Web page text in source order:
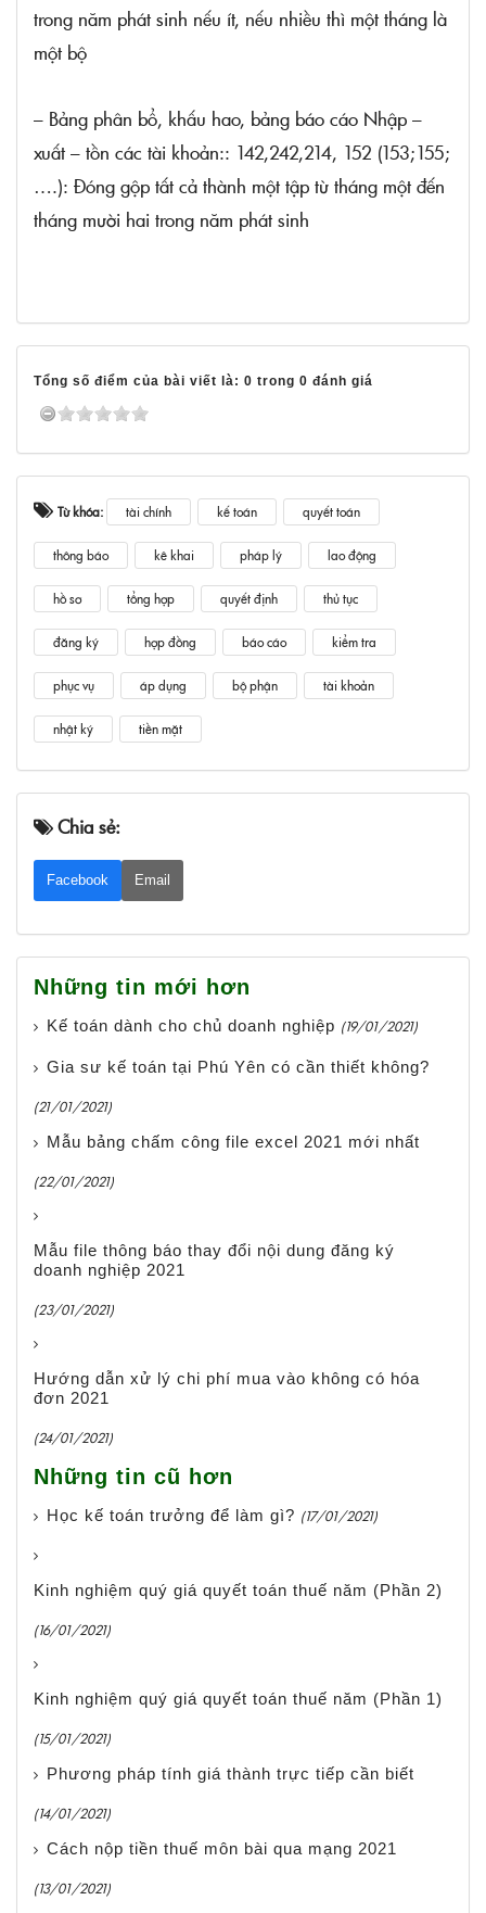
trong năm phát sinh nếu ít, nếu nhiều thì một tháng là
một bộ
– Bảng phân bổ, khấu hao, bảng báo cáo Nhập –
xuất – tồn các tài khoản:: 142,242,214, 152 (153;155;
….): Đóng gộp tất cả thành một tập từ tháng một đến
tháng mười hai trong năm phát sinh
Tổng số điểm của bài viết là: 0 trong 0 đánh giá
Từ khóa: tài chính kế toán quyết toán
thông báo kê khai pháp lý lao động
hồ sơ tổng hợp quyết định thủ tục
đăng ký hợp đồng báo cáo kiểm tra
phục vụ áp dụng bộ phận tài khoản
nhật ký tiền mặt
Chia sẻ:
Facebook Email
Những tin mới hơn
Kế toán dành cho chủ doanh nghiệp (19/01/2021)
Gia sư kế toán tại Phú Yên có cần thiết không?
(21/01/2021)
Mẫu bảng chấm công file excel 2021 mới nhất
(22/01/2021)
Mẫu file thông báo thay đổi nội dung đăng ký
doanh nghiệp 2021
(23/01/2021)
Hướng dẫn xử lý chi phí mua vào không có hóa
đơn 2021
(24/01/2021)
Những tin cũ hơn
Học kế toán trưởng để làm gì? (17/01/2021)
Kinh nghiệm quý giá quyết toán thuế năm (Phần 2)
(16/01/2021)
Kinh nghiệm quý giá quyết toán thuế năm (Phần 1)
(15/01/2021)
Phương pháp tính giá thành trực tiếp cần biết
(14/01/2021)
Cách nộp tiền thuế môn bài qua mạng 2021
(13/01/2021)